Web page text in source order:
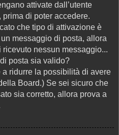
attivate dall’utente
di poter accedere.
che tipo di attivazione è
messaggio di posta, allora
nessun messaggio...
posta sia valido?
a ridurre la possibilità di avere
Board.) Se sei sicuro che
sia corretto, allora prova a